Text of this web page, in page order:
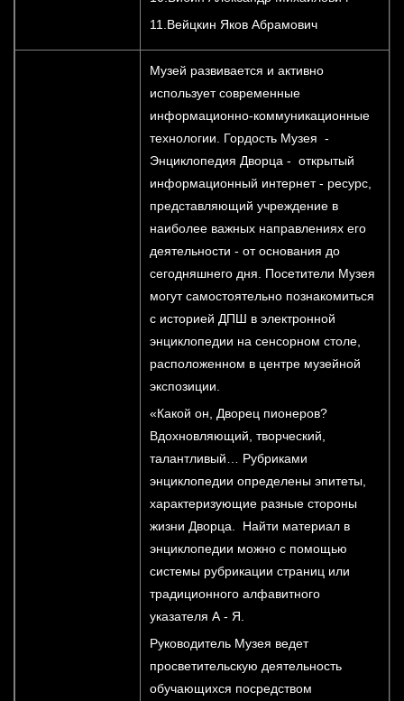
11.Вейцкин Яков Абрамович
Музей развивается и активно
использует современные
информационно-коммуникационные
технологии. Гордость Музея -
Энциклопедия Дворца - открытый
информационный интернет - ресурс,
представляющий учреждение в
наиболее важных направлениях его
деятельности - от основания до
сегодняшнего дня. Посетители Музея
могут самостоятельно познакомиться
с историей ДПШ в электронной
энциклопедии на сенсорном столе,
расположенном в центре музейной
экспозиции.
«Какой он, Дворец пионеров?
Вдохновляющий, творческий,
талантливый… Рубриками
энциклопедии определены эпитеты,
характеризующие разные стороны
жизни Дворца. Найти материал в
энциклопедии можно с помощью
системы рубрикации страниц или
традиционного алфавитного
указателя А - Я.
Руководитель Музея ведет
просветительскую деятельность
обучающихся посредством